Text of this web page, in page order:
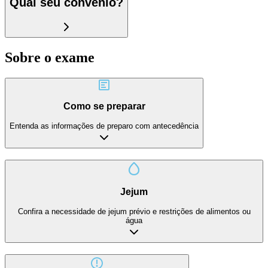
Qual seu convênio?
Sobre o exame
Como se preparar
Entenda as informações de preparo com antecedência
Jejum
Confira a necessidade de jejum prévio e restrições de alimentos ou
água